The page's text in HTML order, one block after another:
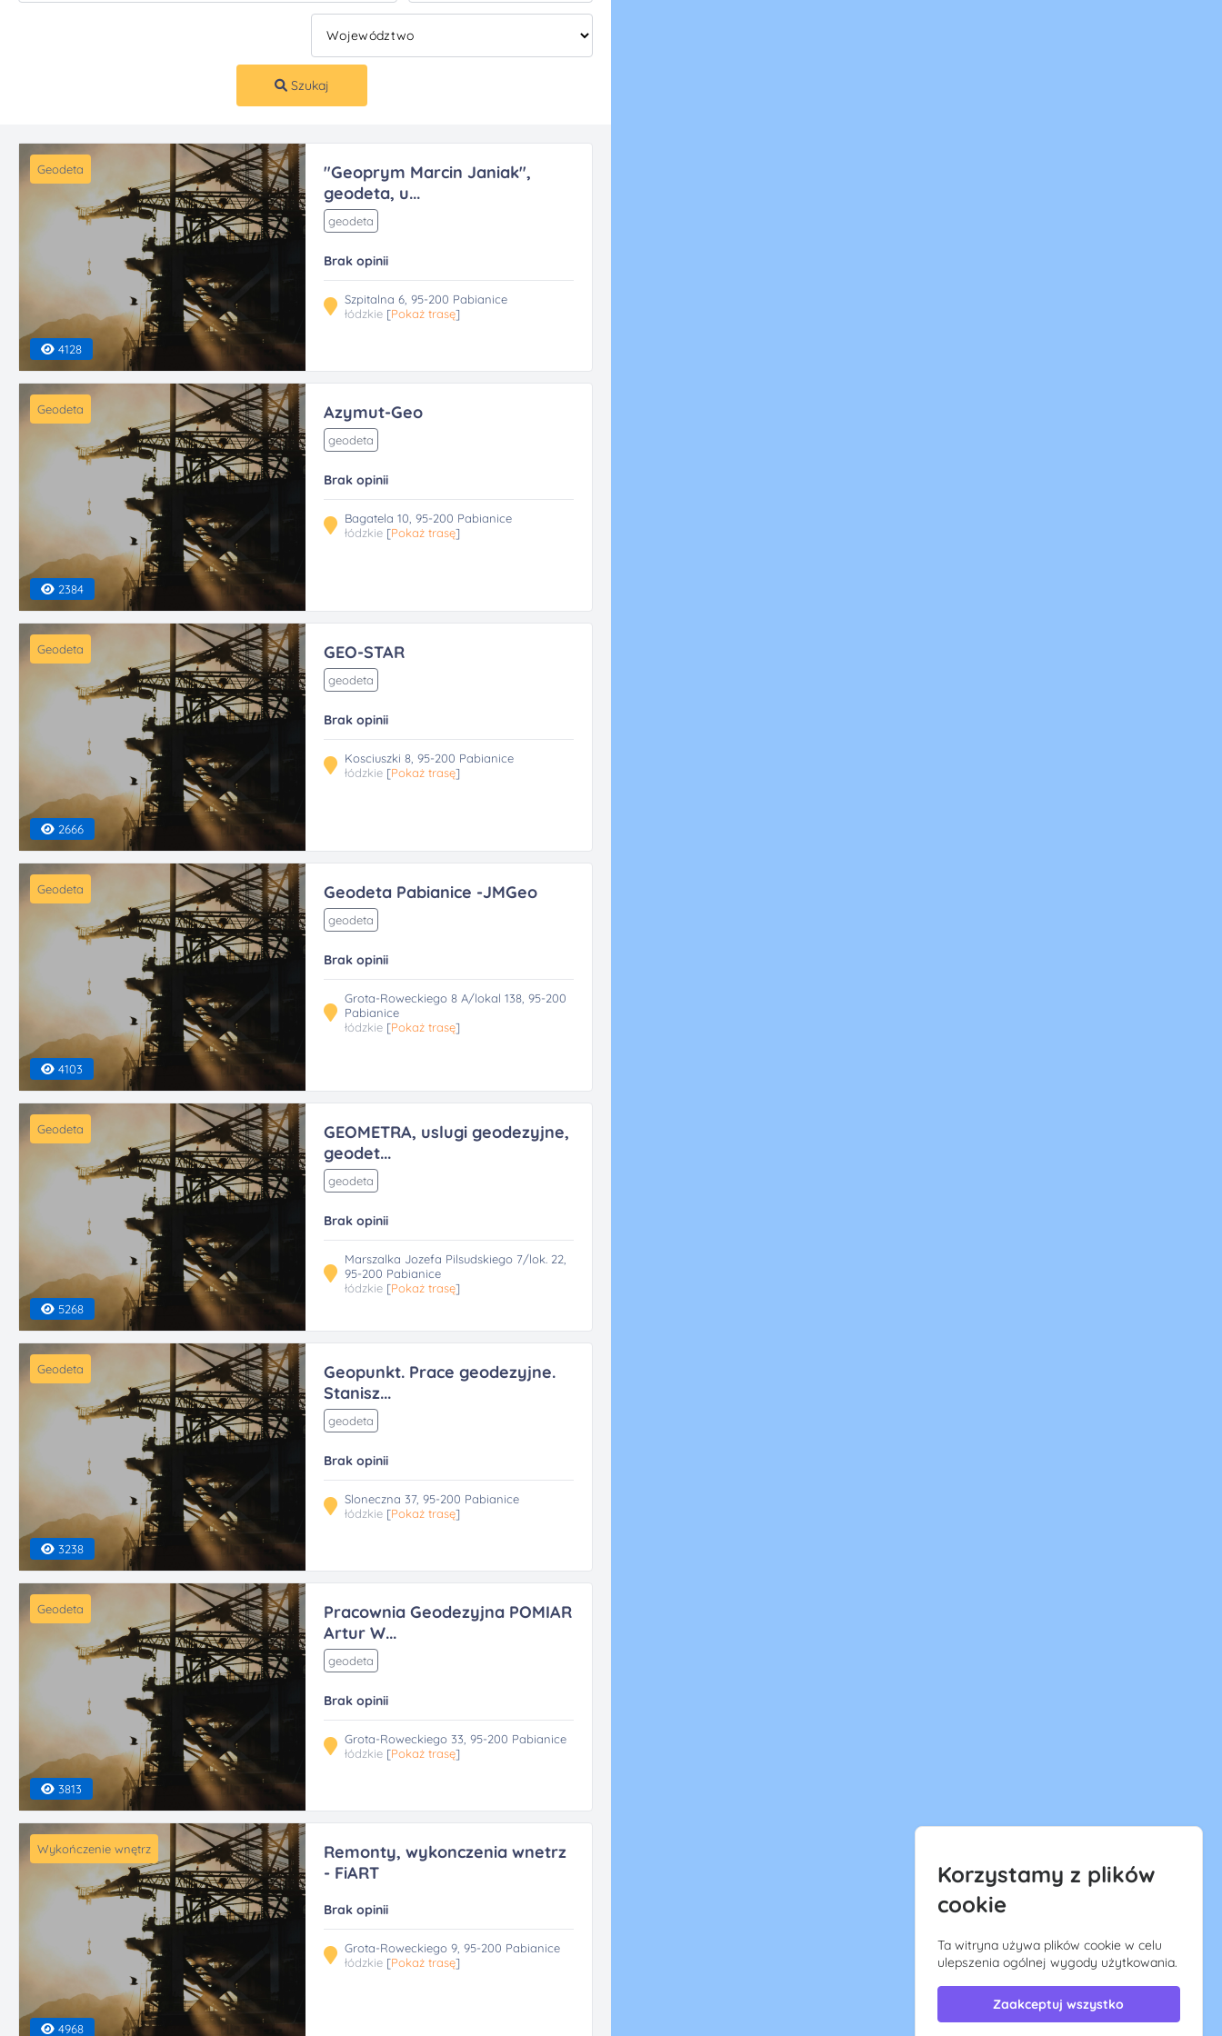
Szukaj
Geodeta
4128
"Geoprym Marcin Janiak",
geodeta, u...
geodeta
Brak opinii
Szpitalna 6, 95-200 Pabianice
łódzkie [Pokaż trasę]
Geodeta
2384
Azymut-Geo
geodeta
Brak opinii
Bagatela 10, 95-200 Pabianice
łódzkie [Pokaż trasę]
Geodeta
2666
GEO-STAR
geodeta
Brak opinii
Kosciuszki 8, 95-200 Pabianice
łódzkie [Pokaż trasę]
Geodeta
4103
Geodeta Pabianice -JMGeo
geodeta
Brak opinii
Grota-Roweckiego 8 A/lokal 138, 95-200
Pabianice
łódzkie [Pokaż trasę]
Geodeta
5268
GEOMETRA, uslugi geodezyjne,
geodet...
geodeta
Brak opinii
Marszalka Jozefa Pilsudskiego 7/lok. 22,
95-200 Pabianice
łódzkie [Pokaż trasę]
Geodeta
3238
Geopunkt. Prace geodezyjne.
Stanisz...
geodeta
Brak opinii
Sloneczna 37, 95-200 Pabianice
łódzkie [Pokaż trasę]
Geodeta
3813
Pracownia Geodezyjna POMIAR
Artur W...
geodeta
Brak opinii
Grota-Roweckiego 33, 95-200 Pabianice
łódzkie [Pokaż trasę]
Wykończenie wnętrz
4968
Remonty, wykonczenia wnetrz
- FiART
Brak opinii
Grota-Roweckiego 9, 95-200 Pabianice
łódzkie [Pokaż trasę]
Korzystamy z plików
cookie
Ta witryna używa plików cookie w celu
ulepszenia ogólnej wygody użytkowania.
Zaakceptuj wszystko